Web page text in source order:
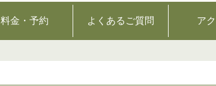
料金・予約 よくあるご質問 ア